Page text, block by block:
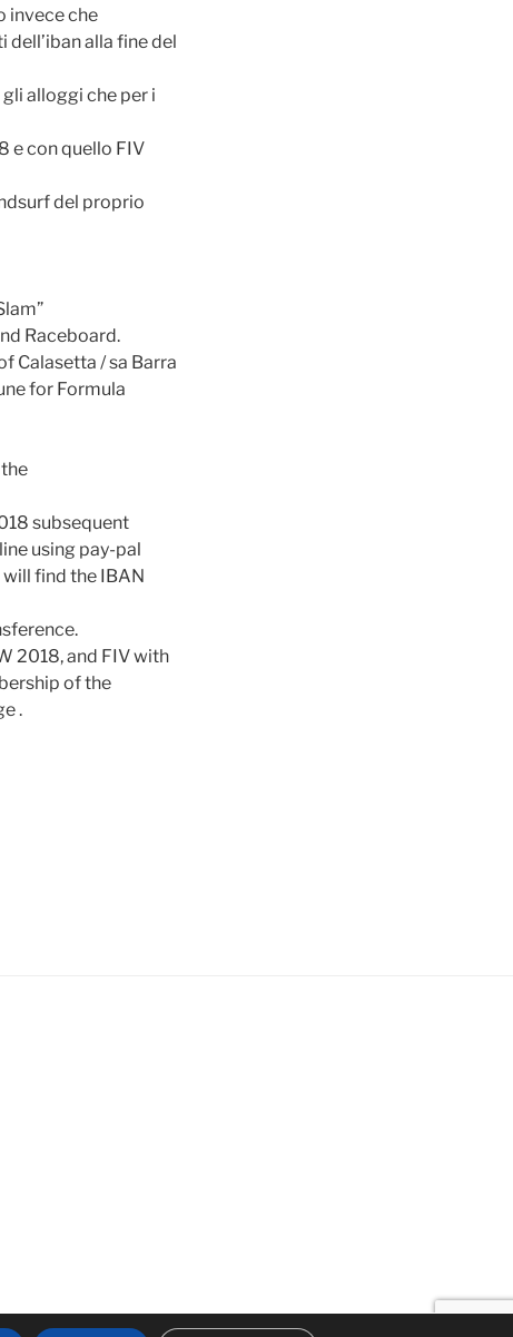
invece che
alla fine del
alloggi che per i
e con quello FIV
del proprio
Raceboard.
Calasetta / sa Barra
for Formula
subsequent
using pay-pal
find the IBAN
2018, and FIV with
of the
.